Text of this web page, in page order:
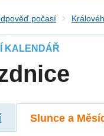
počasí
KALENDÁŘ
Slunce a